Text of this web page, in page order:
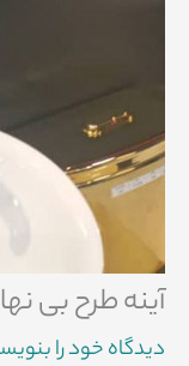
آینه طرح بی
دیدگاه‌ خود را